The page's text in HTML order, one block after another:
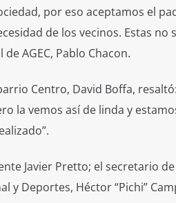
por eso aceptamos el
de los vecinos. Estas no
AGEC, Pablo Chacon.
Centro, David Boffa,
la vemos así de linda y
Javier Pretto; el secretario
y Deportes, Héctor “Pichi”